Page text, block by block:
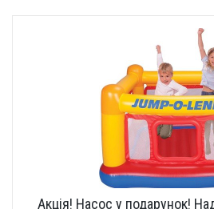
Акція! Насос у подарунок!